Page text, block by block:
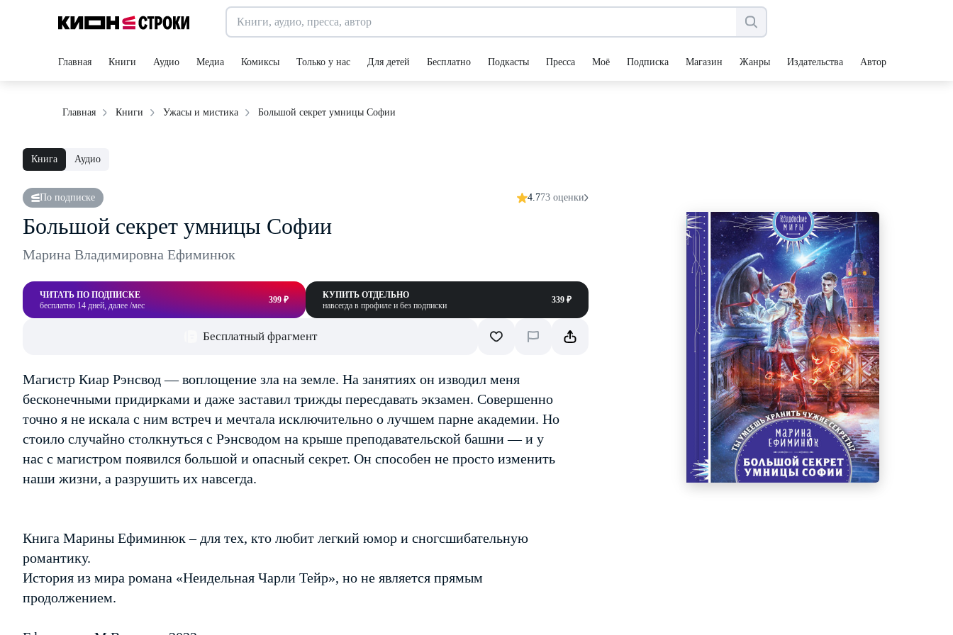
Главная Книги Аудио Медиа Комиксы Только у нас Для детей Бесплатно Подкасты Пресса Моё Подписка Магазин Жанры Издательства Авторы
Главная Книги Ужасы и мистика Большой секрет умницы Софии
Книга Аудио
По подписке 4.773 оценки
Большой секрет умницы Софии
Марина Владимировна Ефиминюк
ЧИТАТЬ ПО ПОДПИСКЕ
бесплатно 14 дней, далее /мес
399 ₽
КУПИТЬ ОТДЕЛЬНО
навсегда в профиле и без подписки
339 ₽
Бесплатный фрагмент
Магистр Киар Рэнсвод — воплощение зла на земле. На занятиях он изводил меня
бесконечными придирками и даже заставил трижды пересдавать экзамен. Совершенно
точно я не искала с ним встреч и мечтала исключительно о лучшем парне академии. Но
стоило случайно столкнуться с Рэнсводом на крыше преподавательской башни — и у
нас с магистром появился большой и опасный секрет. Он способен не просто изменить
наши жизни, а разрушить их навсегда.
Книга Марины Ефиминюк – для тех, кто любит легкий юмор и сногсшибательную
романтику.
История из мира романа «Неидельная Чарли Тейр», но не является прямым
продолжением.